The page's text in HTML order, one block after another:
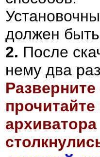
должен
2. После
нему два